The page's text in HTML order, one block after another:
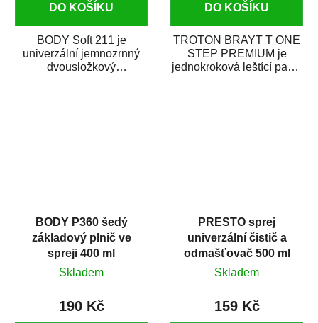
DO KOŠÍKU
BODY Soft 211 je
univerzální jemnozrnný
dvousložkový
DO KOŠÍKU
TROTON BRAYT T ONE
STEP PREMIUM je
jednokroková leštící pasta
BODY P360 šedý
základový plnič ve
spreji 400 ml
Skladem
190 Kč
PRESTO sprej
univerzální čistič a
odmašťovač 500 ml
Skladem
159 Kč